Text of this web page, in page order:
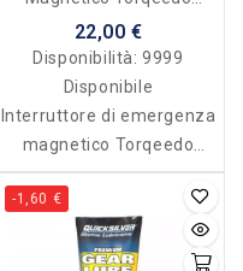
Acceleratore TorqLink E
Travel XP
22,00 €
Disponibilità:9999
Disponibile
Interruttore di emergenza
magnetico Torqeedo
Acceleratore TorqLink per
-1,60 €